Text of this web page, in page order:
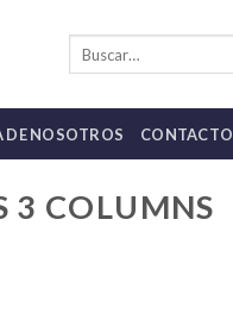
DE NOSOTROS CONTACTO
3 COLUMNS